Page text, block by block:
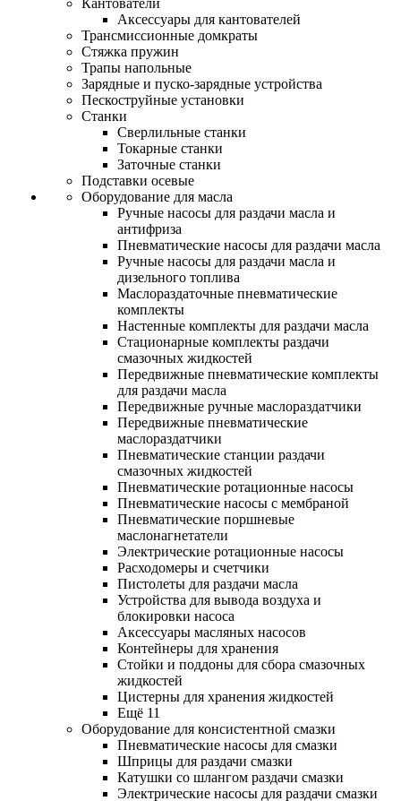
Кантователи
Аксессуары для кантователей
Трансмиссионные домкраты
Стяжка пружин
Трапы напольные
Зарядные и пуско-зарядные устройства
Пескоструйные установки
Станки
Сверлильные станки
Токарные станки
Заточные станки
Подставки осевые
Оборудование для масла
Ручные насосы для раздачи масла и
антифриза
Пневматические насосы для раздачи масла
Ручные насосы для раздачи масла и
дизельного топлива
Маслораздаточные пневматические
комплекты
Настенные комплекты для раздачи масла
Стационарные комплекты раздачи
смазочных жидкостей
Передвижные пневматические комплекты
для раздачи масла
Передвижные ручные маслораздатчики
Передвижные пневматические
маслораздатчики
Пневматические станции раздачи
смазочных жидкостей
Пневматические ротационные насосы
Пневматические насосы с мембраной
Пневматические поршневые
маслонагнетатели
Электрические ротационные насосы
Расходомеры и счетчики
Пистолеты для раздачи масла
Устройства для вывода воздуха и
блокировки насоса
Аксессуары масляных насосов
Контейнеры для хранения
Стойки и поддоны для сбора смазочных
жидкостей
Цистерны для хранения жидкостей
Ещё 11
Оборудование для консистентной смазки
Пневматические насосы для смазки
Шприцы для раздачи смазки
Катушки со шлангом раздачи смазки
Электрические насосы для раздачи смазки